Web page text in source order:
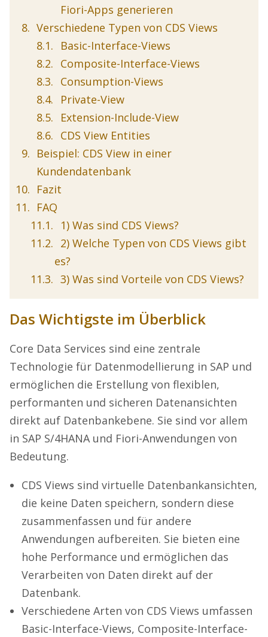
Fiori-Apps generieren
Verschiedene Typen von CDS Views
Basic-Interface-Views
Composite-Interface-Views
Consumption-Views
Private-View
Extension-Include-View
CDS View Entities
Beispiel: CDS View in einer
Kundendatenbank
Fazit
FAQ
1) Was sind CDS Views?
2) Welche Typen von CDS Views gibt
es?
3) Was sind Vorteile von CDS Views?
Das Wichtigste im Überblick
Core Data Services sind eine zentrale
Technologie für Datenmodellierung in SAP und
ermöglichen die Erstellung von flexiblen,
performanten und sicheren Datenansichten
direkt auf Datenbankebene. Sie sind vor allem
in SAP S/4HANA und Fiori-Anwendungen von
Bedeutung.
CDS Views sind virtuelle Datenbankansichten,
die keine Daten speichern, sondern diese
zusammenfassen und für andere
Anwendungen aufbereiten. Sie bieten eine
hohe Performance und ermöglichen das
Verarbeiten von Daten direkt auf der
Datenbank.
Verschiedene Arten von CDS Views umfassen
Basic-Interface-Views, Composite-Interface-